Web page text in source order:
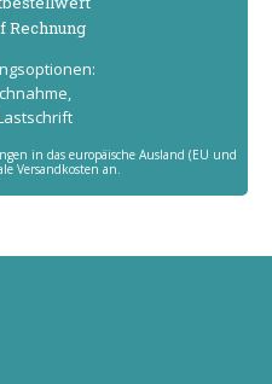
Rechnung
in das europäische Ausland (EU und
Versandkosten an.